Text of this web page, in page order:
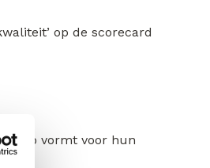
op de scorecard
risico vormt voor hun